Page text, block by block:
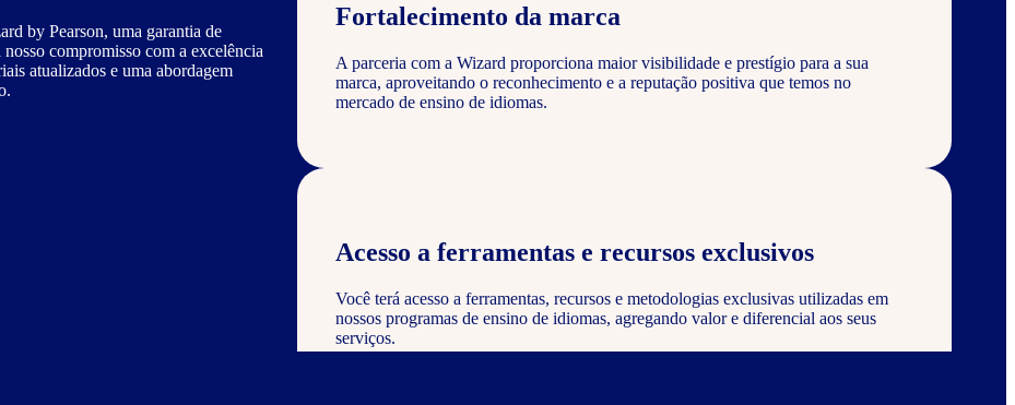
by Pearson, uma garantia de
compromisso com a excelência
atualizados e uma abordagem
Fortalecimento da marca
A parceria com a Wizard proporciona maior visibilidade e prestígio para a sua
marca, aproveitando o reconhecimento e a reputação positiva que temos no
mercado de ensino de idiomas.
Acesso a ferramentas e recursos exclusivos
Você terá acesso a ferramentas, recursos e metodologias exclusivas utilizadas em
nossos programas de ensino de idiomas, agregando valor e diferencial aos seus
serviços.